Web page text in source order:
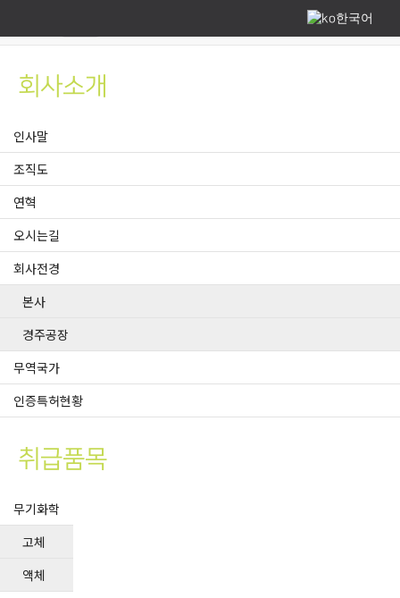
한국어
내비게이션
site map
회사소개
인사말
조직도
연혁
오시는길
회사전경
본사
경주공장
무역국가
인증특허현황
취급품목
무기화학
고체
액체